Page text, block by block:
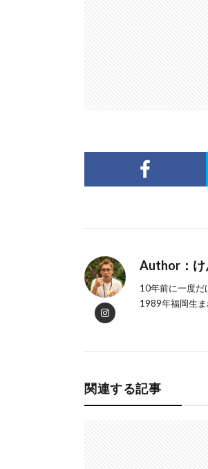
Author：け
10年前に一度だ
1989年福岡生
関連する記事